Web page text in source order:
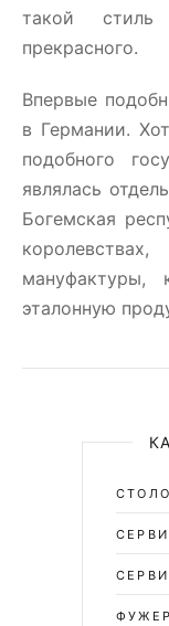
такой стиль
прекрасного.
Впервые
в Германии.
подобного
являлась
Богемская
мануфактуры,
эталонную